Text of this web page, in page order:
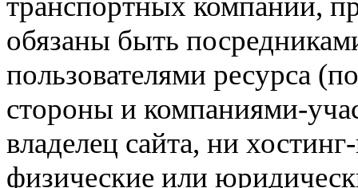
обязаны быть
пользователями ресурса
стороны и компаниями-
владелец сайта, ни
физические или